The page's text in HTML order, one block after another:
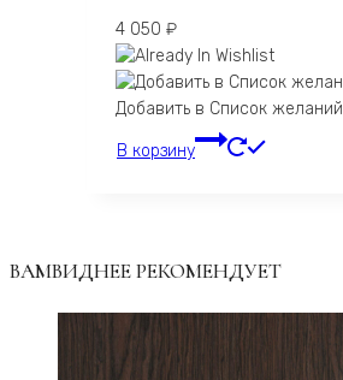
4 050 ₽
Добавить в Список желаний
В корзину
ВАМВИДНЕЕ РЕКОМЕНДУЕТ